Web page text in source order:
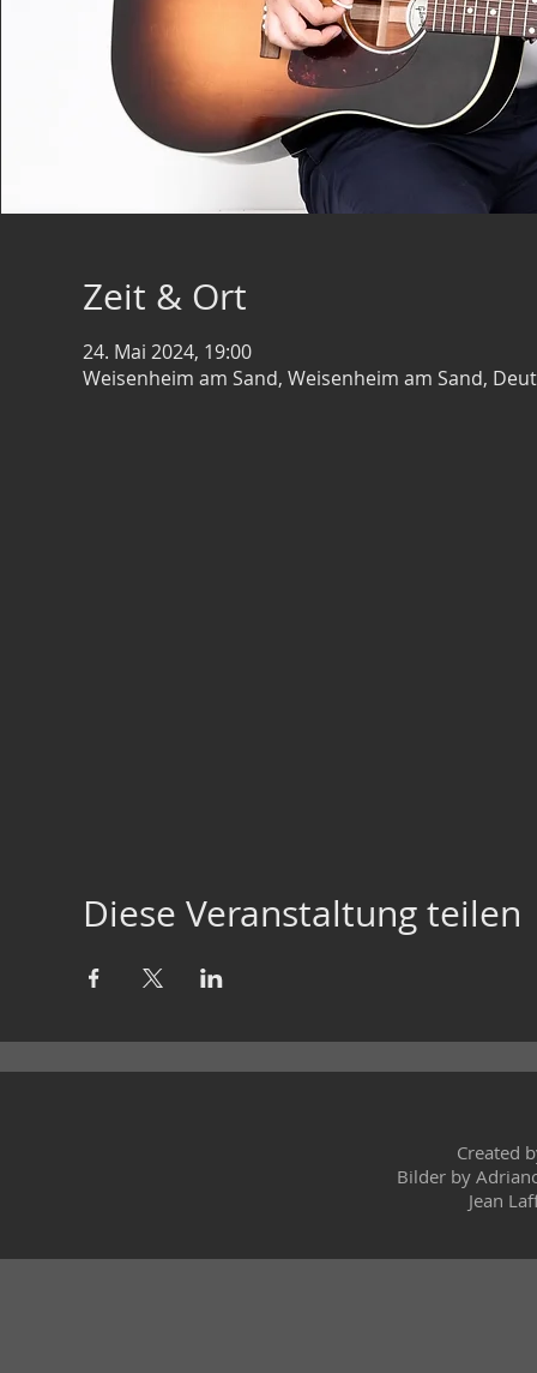
Zeit & Ort
24. Mai 2024, 19:00
Weisenheim am Sand, Weisenheim am Sand,
Diese Veranstaltung teilen
Created
Bilder by
Jean